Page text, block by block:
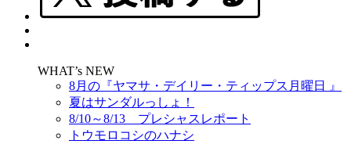
WHAT’s NEW
8月の『ヤマサ・デイリー・ティップス月曜日 』
夏はサンダルっしょ！
8/10～8/13 プレシャスレポート
トウモロコシのハナシ